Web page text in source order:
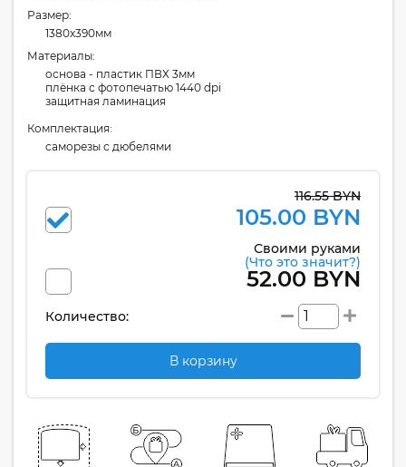
Размер:
1380x390мм
Материалы:
основа - пластик ПВХ 3мм
плёнка с фотопечатью 1440 dpi
защитная ламинация
Комплектация:
cаморезы с дюбелями
116.55 BYN
105.00 BYN
Своими руками
(Что это значит?)
52.00 BYN
Количество:
В корзину